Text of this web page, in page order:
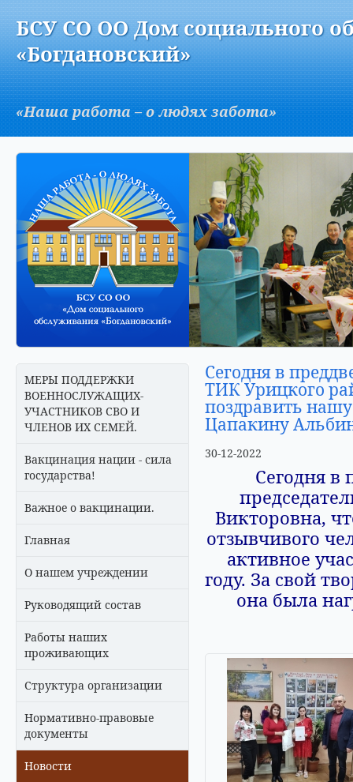
AБСУ СО ОО Дом социального
«Богдановский»
«Наша работа – о людях забота»
МЕРЫ ПОДДЕРЖКИ
ВОЕННОСЛУЖАЩИХ-
УЧАСТНИКОВ СВО И
ЧЛЕНОВ ИХ СЕМЕЙ.
Вакцинация нации - сила
государства!
Важное о вакцинации.
Главная
О нашем учреждении
Руководящий состав
Работы наших
проживающих
Структура организации
Нормативно-правовые
документы
Новости
Сегодня в
ТИК Урицкого
поздравить нашу
Цапакину
30-12-2022
Сегодня в
Викторовна,
отзывчивого
активное
году. За свой
она была